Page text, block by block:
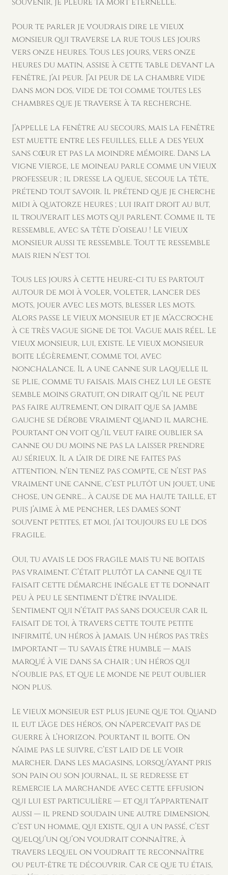
Pour te parler je voudrais dire le vieux
monsieur qui traverse la rue tous les jours
vers onze heures. Tous les jours, vers onze
heures du matin, assise à cette table devant la
fenêtre, j’ai peur. J’ai peur de la chambre vide
dans mon dos, vide de toi comme toutes les
chambres que je traverse à ta recherche.
J’appelle la fenêtre au secours, mais la fenêtre
est muette entre les feuilles, elle a des yeux
sans cœur et pas la moindre mémoire. Dans la
vigne vierge, le moineau parle comme un vieux
professeur ; il dresse la queue, secoue la tête,
prétend tout savoir. Il prétend que je cherche
midi à quatorze heures ; lui irait droit au but,
il trouverait les mots qui parlent. Comme il te
ressemble, avec sa tête d’oiseau ! Le vieux
monsieur aussi te ressemble. Tout te ressemble
mais rien n’est toi.
Tous les jours à cette heure-ci tu es partout
autour de moi à voler, voleter, lancer des
mots, jouer avec les mots, blesser les mots.
Alors passe le vieux monsieur et je m’accroche
à ce très vague signe de toi. Vague mais réel. Le
vieux monsieur, lui, existe. Le vieux monsieur
boite légèrement, comme toi, avec
nonchalance. Il a une canne sur laquelle il
se plie, comme tu faisais. Mais chez lui le geste
semble moins gratuit, on dirait qu’il ne peut
pas faire autrement, on dirait que sa jambe
gauche se dérobe vraiment quand il marche.
Pourtant on voit qu’il veut faire oublier sa
canne ou du moins ne pas la laisser prendre
au sérieux. Il a l’air de dire ne faites pas
attention, n’en tenez pas compte, ce n’est pas
vraiment une canne, c’est plutôt un jouet, une
chose, un genre… à cause de ma haute taille, et
puis j’aime à me pencher, les dames sont
souvent petites, et moi, j’ai toujours eu le dos
fragile.
Oui, tu avais le dos fragile mais tu ne boitais
pas vraiment. C’était plutôt la canne qui te
faisait cette démarche inégale et te donnait
peu à peu le sentiment d’être invalide.
Sentiment qui n’était pas sans douceur car il
faisait de toi, à travers cette toute petite
infirmité, un héros à jamais. Un héros pas très
important — tu savais être humble — mais
marqué à vie dans sa chair ; un héros qui
n’oublie pas, et que le monde ne peut oublier
non plus.
Le vieux monsieur est plus jeune que toi. Quand
il eut l’âge des héros, on n’apercevait pas de
guerre à l’horizon. Pourtant il boite. On
n’aime pas le suivre, c’est laid de le voir
marcher. Dans les magasins, lorsqu’ayant pris
son pain ou son journal, il se redresse et
remercie la marchande avec cette effusion
qui lui est particulière — et qui t’appartenait
aussi — il prend soudain une autre dimension,
c’est un homme, qui existe, qui a un passé, c’est
quelqu’un qu’on voudrait connaître, à
travers lequel on voudrait te reconnaître
ou peut-être te découvrir. Car ce que tu étais,